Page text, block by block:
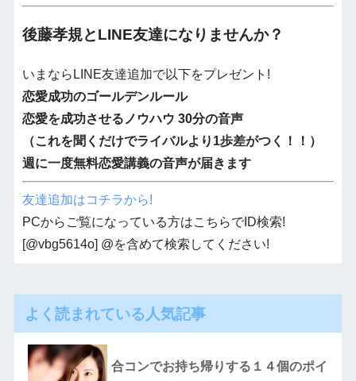
後藤孝規とLINE友達になりませんか？
いまならLINE友達追加で以下をプレゼント!
恋愛成功のゴールデンルール
恋愛を成功させるノウハウ 30分の音声
（これを聞くだけでライバルより1歩差がつく！！）
週に一度無料恋愛講義の音声が届きます
友達追加はコチラから!
PCからご覧になっている方はこちらでID検索!
[@vbg5614o] @を含めて検索してください!
よく読まれている人気記事
合コンでお持ち帰りする１４個のポイ